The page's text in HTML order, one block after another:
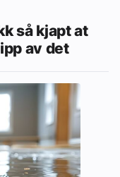
så kjapt at
av det